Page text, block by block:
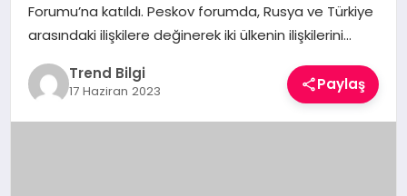
TEKNOLOJI
YAŞAM
Forumu’na katıldı. Peskov forumda, Rusya ve Türkiye
arasındaki ilişkilere değinerek iki ülkenin ilişkilerini…
Trend Bilgi
17 Haziran 2023 Paylaş